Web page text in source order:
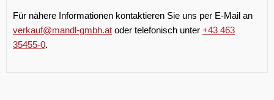
Für nähere Informationen kontaktieren Sie uns per E-Mail an
verkauf@mandl-gmbh.at oder telefonisch unter +43 463
35455-0.